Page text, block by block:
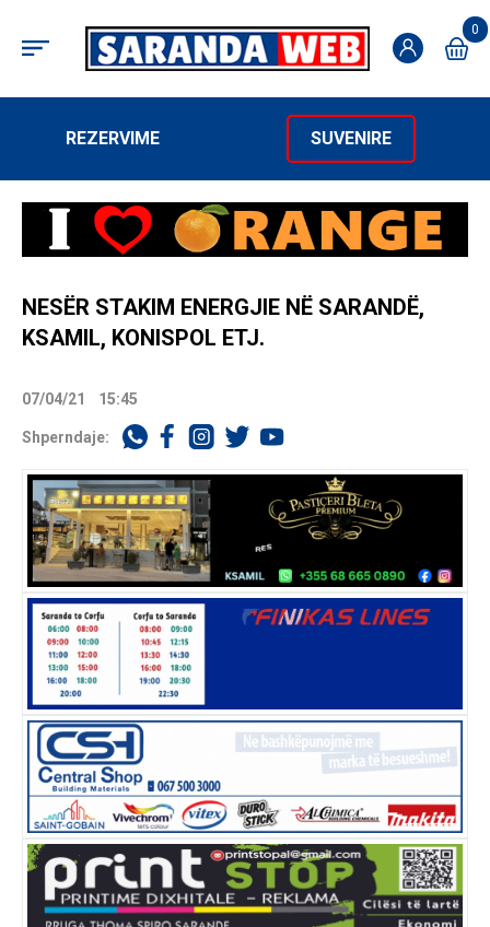
0
REZERVIME SUVENIRE
NESËR STAKIM ENERGJIE NË SARANDË,
KSAMIL, KONISPOL ETJ.
07/04/21 15:45
Shperndaje: